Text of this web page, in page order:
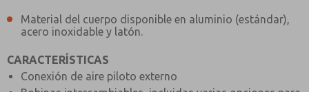
Material del cuerpo disponible en aluminio (estándar),
acero inoxidable y latón.
CARACTERÍSTICAS
Conexión de aire piloto externo